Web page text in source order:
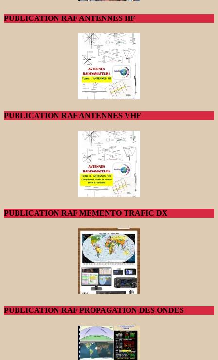
PUBLICATION RAF ANTENNES HF
PUBLICATION RAF ANTENNES VHF
PUBLICATION RAF MEMENTO TRAFIC DX
PUBLICATION RAF PROPAGATION DES ONDES